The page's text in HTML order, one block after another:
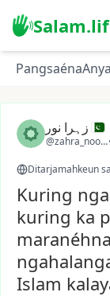
Pangsaéna
زہرا نور
Ditarjamahkeun
Kuring
kuring ka
Islam